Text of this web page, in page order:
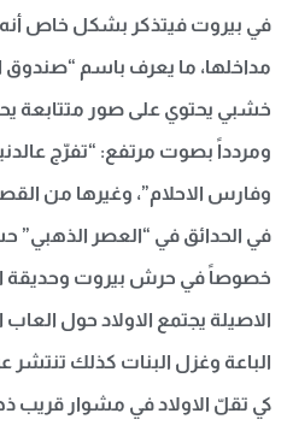
في بيروت فيتذكر بشكل خاص أنه
مداخلها، ما يعرف باسم “صندوق
خشبي يحتوي على صور متتابعة
ومردداً بصوت مرتفع: “تفرّج
وفارس الاحلام”، وغيرها من
في الحدائق في “العصر الذهبي”
خصوصاً في حرش بيروت وحديقة
الاصيلة يجتمع الاولاد حول
الباعة وغزل البنات كذلك تنتشر
كي تقلّ الاولاد في مشوار قريب